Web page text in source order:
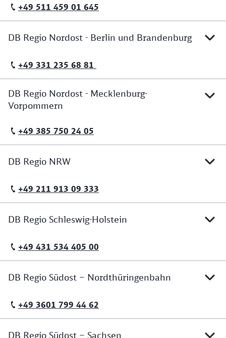
Telefonische Erreichbarkeit
+49 511 459 01 645
DB Regio Nordost - Berlin und Brandenburg
Telefonische Erreichbarkeit
+49 331 235 68 81
DB Regio Nordost - Mecklenburg-
Vorpommern
Telefonische Erreichbarkeit
+49 385 750 24 05
DB Regio NRW
Telefonische Erreichbarkeit
+49 211 913 09 333
DB Regio Schleswig-Holstein
Telefonische Erreichbarkeit
+49 431 534 405 00
DB Regio Südost – Nordthüringenbahn
Telefonische Erreichbarkeit
+49 3601 799 44 62
DB Regio Südost – Sachsen